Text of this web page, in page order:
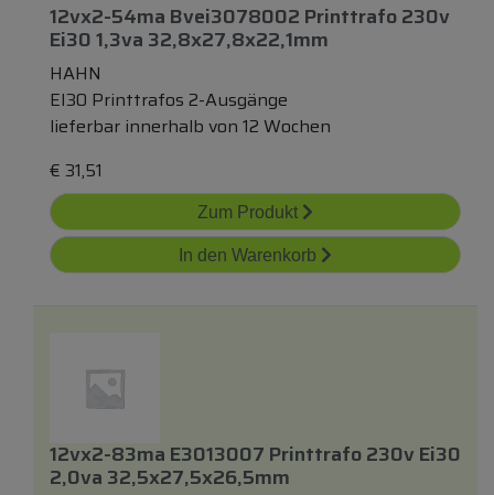
12vx2-54ma Bvei3078002 Printtrafo 230v
Ei30 1,3va 32,8x27,8x22,1mm
HAHN
EI30 Printtrafos 2-Ausgänge
lieferbar innerhalb von 12 Wochen
€ 31,51
Zum Produkt
In den Warenkorb
12vx2-83ma E3013007 Printtrafo 230v Ei30
2,0va 32,5x27,5x26,5mm